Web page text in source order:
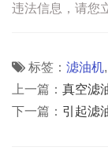
违法信息，请您
标签： 滤油机,
上一篇： 真空滤
下一篇： 引起滤